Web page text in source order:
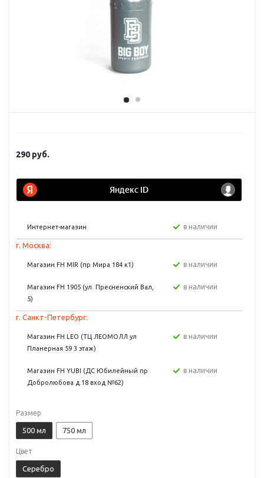
290 руб.
Интернет-магазин в наличии
г. Москва:
Магазин FH MIR (пр Мира 184 к1) в наличии
Магазин FH 1905 (ул. Пресненский Вал,
5)
в наличии
г. Санкт-Петербург:
Магазин FH LEO (ТЦ ЛЕОМОЛЛ ул
Планерная 59 3 этаж)
в наличии
Магазин FH YUBI (ДС Юбилейный пр
Добролюбова д.18 вход №62)
в наличии
Размер
500 мл 750 мл
Цвет
Серебро